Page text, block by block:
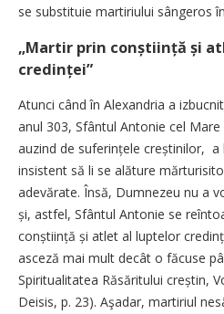
se substituie martiriului sângeros
„Martir prin conștiință și
credinței”
Atunci când în Alexandria a
anul 303, Sfântul Antonie cel
auzind de suferințele creștinilor,
insistent să li se alăture
adevărate. Însă, Dumnezeu nu a
și, astfel, Sfântul Antonie se
conștiință și atlet al luptelor
asceză mai mult decât o făcuse
Spiritualitatea Răsăritului creștin,
Deisis, p. 23). Aşadar, martiriul